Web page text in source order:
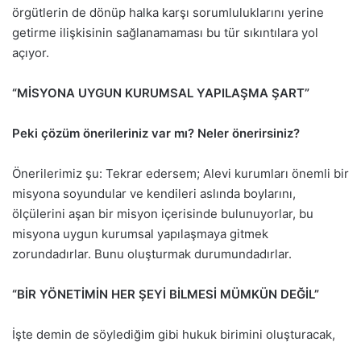
örgütlerin de dönüp halka karşı sorumluluklarını yerine
getirme ilişkisinin sağlanamaması bu tür sıkıntılara yol
açıyor.
“MİSYONA UYGUN KURUMSAL YAPILAŞMA ŞART”
Peki çözüm önerileriniz var mı? Neler önerirsiniz?
Önerilerimiz şu: Tekrar edersem; Alevi kurumları önemli bir
misyona soyundular ve kendileri aslında boylarını,
ölçülerini aşan bir misyon içerisinde bulunuyorlar, bu
misyona uygun kurumsal yapılaşmaya gitmek
zorundadırlar. Bunu oluşturmak durumundadırlar.
“BİR YÖNETİMİN HER ŞEYİ BİLMESİ MÜMKÜN DEĞİL”
İşte demin de söylediğim gibi hukuk birimini oluşturacak,